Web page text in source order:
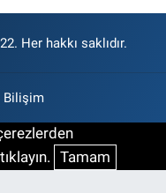
Her hakkı saklıdır.
Bilişim
Tamam